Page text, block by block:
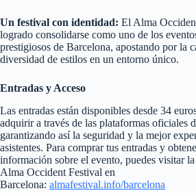
Un festival con identidad: El Alma
logrado consolidarse como uno de los
prestigiosos de Barcelona, apostando por la
diversidad de estilos en un entorno único.
Entradas y Acceso
Las entradas están disponibles desde 34
adquirir a través de las plataformas oficiales
garantizando así la seguridad y la mejor
asistentes. Para comprar tus entradas y
información sobre el evento, puedes visitar
Alma Occident Festival en
Barcelona: almafestival.info/barcelona